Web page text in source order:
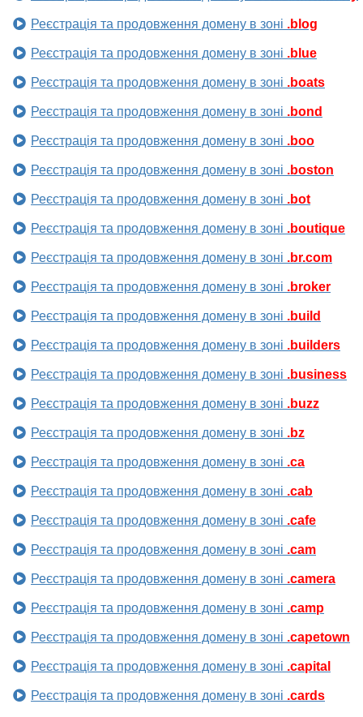
Реєстрація та продовження домену в зоні .blog
Реєстрація та продовження домену в зоні .blue
Реєстрація та продовження домену в зоні .boats
Реєстрація та продовження домену в зоні .bond
Реєстрація та продовження домену в зоні .boo
Реєстрація та продовження домену в зоні .boston
Реєстрація та продовження домену в зоні .bot
Реєстрація та продовження домену в зоні .boutique
Реєстрація та продовження домену в зоні .br.com
Реєстрація та продовження домену в зоні .broker
Реєстрація та продовження домену в зоні .build
Реєстрація та продовження домену в зоні .builders
Реєстрація та продовження домену в зоні .business
Реєстрація та продовження домену в зоні .buzz
Реєстрація та продовження домену в зоні .bz
Реєстрація та продовження домену в зоні .ca
Реєстрація та продовження домену в зоні .cab
Реєстрація та продовження домену в зоні .cafe
Реєстрація та продовження домену в зоні .cam
Реєстрація та продовження домену в зоні .camera
Реєстрація та продовження домену в зоні .camp
Реєстрація та продовження домену в зоні .capetown
Реєстрація та продовження домену в зоні .capital
Реєстрація та продовження домену в зоні .cards